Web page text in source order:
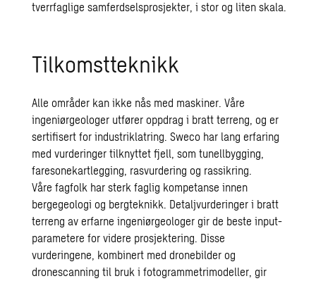
tverrfaglige samferdselsprosjekter, i stor og liten skala.
Tilkomstteknikk
Alle områder kanikke nås med maskiner. Våre
ingeniørgeologer utfører oppdrag i bratt terreng, og er
sertifisert for industriklatring. Sweco har lang erfaring
med vurderinger tilknyttet fjell, som tunellbygging,
faresonekartlegging, rasvurdering og rassikring.
Vårefagfolk har sterk faglig kompetanse innen
bergegeologi og bergteknikk. Detaljvurderinger i bratt
terreng av erfarne ingeniørgeologer gir de beste input-
parametere for videre prosjektering. Disse
vurderingene, kombinert med dronebilder og
dronescanning til bruk i fotogrammetrimodeller, gir